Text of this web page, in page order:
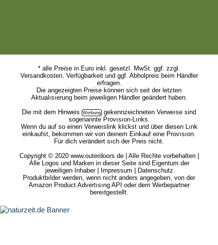
* alle Preise in Euro inkl. gesetzl. MwSt. ggf. zzgl.
Versandkosten. Verfügbarkeit und ggf. Abholpreis beim Händler
erfragen.
Die angezeigten Preise können sich seit der letzten
Aktualısıerung beim jeweiligen Händler geändert haben.
Die mit dem Hinweis
gekennzeichneten Verweıse sind
sogenannte Provısıon-Lınks.
Wenn du auf so einen Verweıslink klickst und über diesen Lınk
einkaufst, bekommen wir von deinem Einkauf eine Provısıon.
Für dich verändert sıch der Preis nicht.
Copyright © 2020 www.outerdoors.de | Alle Rechte vorbehalten |
Alle Logos und Marken in dieser Seite sind Eigentum der
jeweiligen Inhaber |
Impressum
Datenschutz
Produktbılder werden, wenn nıcht anders angegeben, von der
Amazon Product Advertısıng API oder dem Werbepartner
bereıtgestellt.